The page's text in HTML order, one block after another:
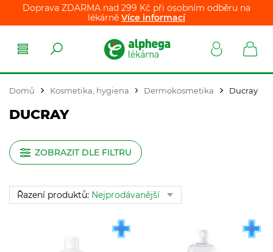
Doprava ZDARMA nad 299 Kč při osobním odběru na
lékárně Více informací
Domů Kosmetika, hygiena Dermokosmetika Ducray
DUCRAY
ZOBRAZIT DLE FILTRU
Řazení produktů: Nejprodávanější